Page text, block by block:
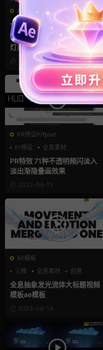
AE模板
三维
代码 全息素材
3D立方体全息屏幕显示科幻幻
灯片AE科技模板
2023-11-24
PR预设Prfpset
Pr预设
全息素材
叠加素材
PR特效 71种不透明频闪淡入
淡出渐隐叠画效果
2023-09-15
AE模板
三维
全息素材 创意
全息抽象发光流体大标题视频
模板ae模板
2023-06-14